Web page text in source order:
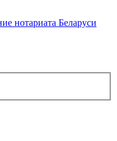
нотариата Беларуси